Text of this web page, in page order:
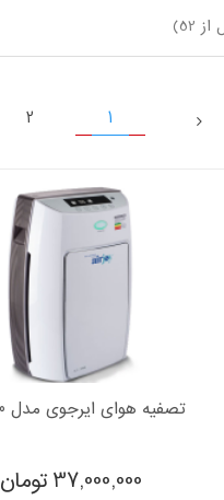
1
2
تصفیه هوای ایرجوی مدل AJ3500
37,000,000 تومان